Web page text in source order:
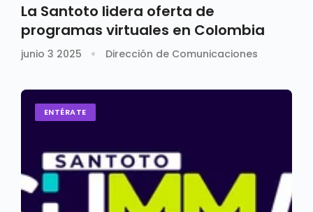
La Santoto lidera oferta de
programas virtuales en Colombia
junio 3 2025 Dirección de Comunicaciones
ENTÉRATE